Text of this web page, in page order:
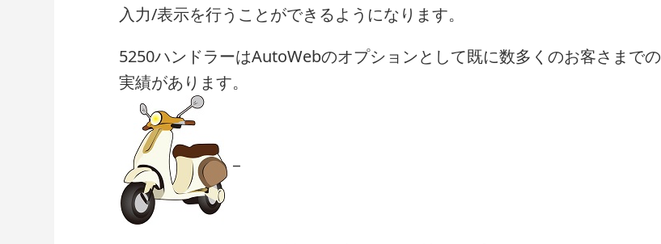
入力/表示を行うことができるようになります。
5250ハンドラーはAutoWebのオプションとして既に数多くのお客さまでの
実績があります。